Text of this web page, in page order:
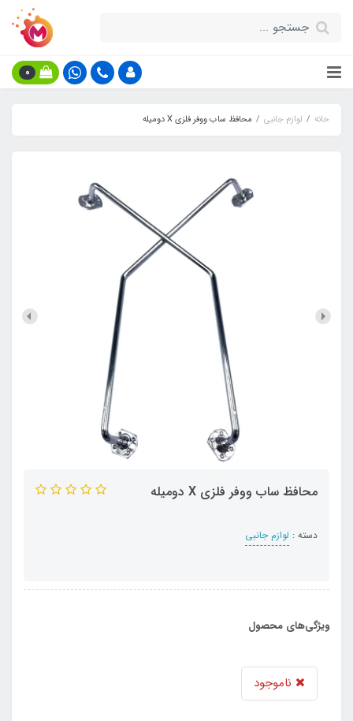
0
خانه لوازم جانبی محافظ ساب ووفر فلزی X دومیله
محافظ ساب ووفر فلزی X دومیله
دسته : لوازم جانبی
ویژگی‌های محصول
ناموجود